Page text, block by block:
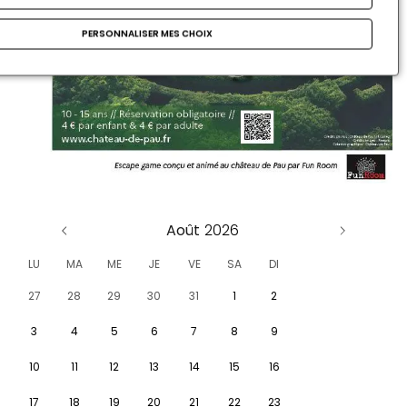
Août
LU MA ME JE VE SA DI
27 28 29 30 31 1 2
3 4 5 6 7 8 9
10 11 12 13 14 15 16
17 18 19 20 21 22 23
PERSONNALISER MES CHOIX